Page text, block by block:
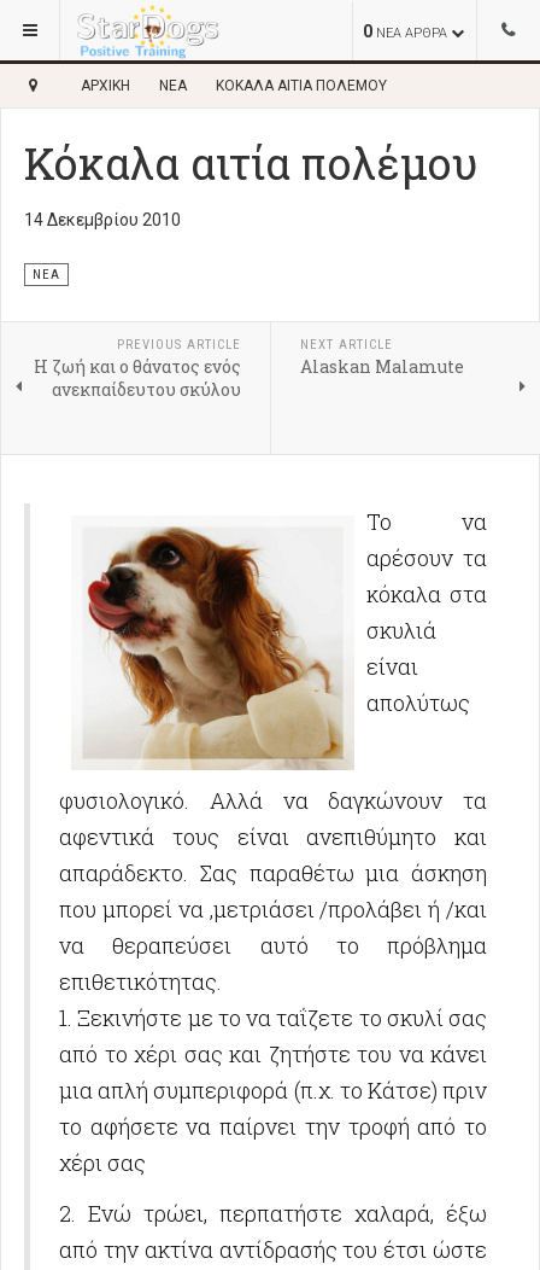
0 ΝΕΑ ΑΡΘΡΑ
ΑΡΧΙΚΉ ΝΈΑ ΚΌΚΑΛΑ ΑΙΤΊΑ ΠΟΛΈΜΟΥ
Κόκαλα αιτία πολέμου
14 Δεκεμβρίου 2010
ΝΈΑ
PREVIOUS ARTICLE
Η ζωή και ο θάνατος ενός
ανεκπαίδευτου σκύλου
NEXT ARTICLE
Alaskan Malamute
Το να
αρέσουν τα
κόκαλα στα
σκυλιά
είναι
απολύτως
φυσιολογικό. Αλλά να δαγκώνουν τα
αφεντικά τους είναι ανεπιθύμητο και
απαράδεκτο. Σας παραθέτω μια άσκηση
που μπορεί να ,μετριάσει /προλάβει ή /και
να θεραπεύσει αυτό το πρόβλημα
επιθετικότητας.
1. Ξεκινήστε με το να ταΐζετε το σκυλί σας
από το χέρι σας και ζητήστε του να κάνει
μια απλή συμπεριφορά (π.χ. το Κάτσε) πριν
το αφήσετε να παίρνει την τροφή από το
χέρι σας
2. Ενώ τρώει, περπατήστε χαλαρά, έξω
από την ακτίνα αντίδρασής του έτσι ώστε